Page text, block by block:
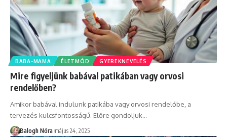
BABA-MAMA ÉLETMÓD GYEREKNEVELÉS
Mire figyeljünk babával patikában vagy orvosi
rendelőben?
Amikor babával indulunk patikába vagy orvosi rendelőbe, a
tervezés kulcsfontosságú. Előre gondoljuk…
Balogh Nóra május 24, 2025